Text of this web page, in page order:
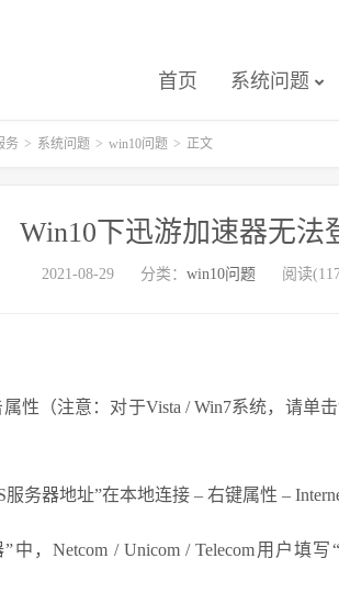
首页 系统问题
务 > 系统问题 > win10问题 > 正文
Win10下迅游加速器无法
2021-08-29 分类： win10问题 阅读
性（注意：对于Vista / Win7系统，请单
务器地址”在本地连接 – 右键属性 –
中，Netcom / Unicom / Telecom用户填